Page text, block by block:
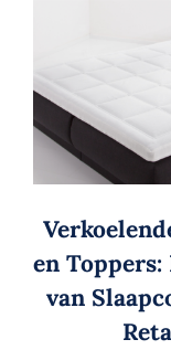
en Toppers:
van